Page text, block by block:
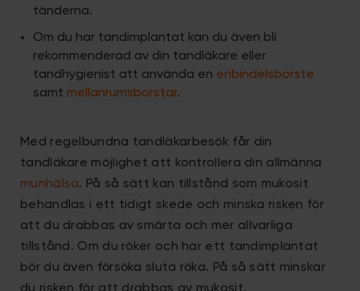
tänderna.
Om du har tandimplantat kan du även bli
rekommenderad av din tandläkare eller
tandhygienist att använda en enbindelsborste
samt mellanrumsborstar.
Med regelbundna tandläkarbesök får din
tandläkare möjlighet att kontrollera din allmänna
munhälsa. På så sätt kan tillstånd som mukosit
behandlas i ett tidigt skede och minska risken för
att du drabbas av smärta och mer allvarliga
tillstånd. Om du röker och har ett tandimplantat
bör du även försöka sluta röka. På så sätt minskar